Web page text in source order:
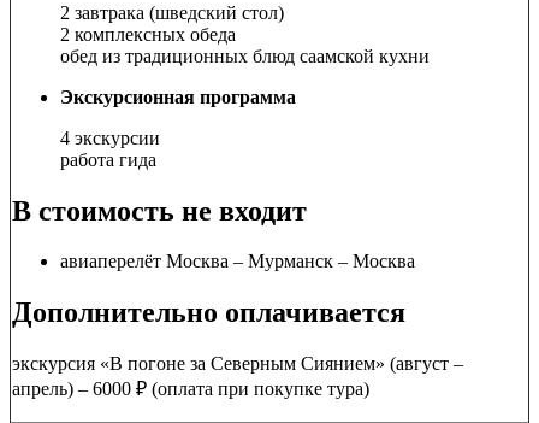
2 завтрака (шведский стол)
2 комплексных обеда
обед из традиционных блюд саамской кухни
Экскурсионная программа
4 экскурсии
работа гида
В стоимость не входит
авиаперелёт Москва – Мурманск – Москва
Дополнительно оплачивается
экскурсия «В погоне за Северным Сиянием» (август –
апрель) – 6000 ₽ (оплата при покупке тура)